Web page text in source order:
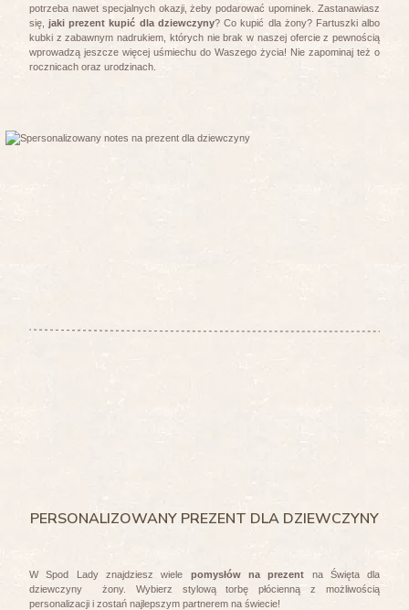
potrzeba nawet specjalnych okazji, żeby podarować upominek. Zastanawiasz
się,jaki prezent kupić dla dziewczyny? Co kupić dla żony? Fartuszki albo
kubki z zabawnym nadrukiem, których nie brak w naszej ofercie z pewnością
wprowadzą jeszcze więcej uśmiechu do Waszego życia! Nie zapominaj też o
rocznicach oraz urodzinach.
PERSONALIZOWANY PREZENT DLA DZIEWCZYNY
W Spod Lady znajdziesz wiele pomysłów na prezent na Święta dla
dziewczyny żony. Wybierz stylową torbę płócienną z możliwością
personalizacji i zostań najlepszym partnerem na świecie!